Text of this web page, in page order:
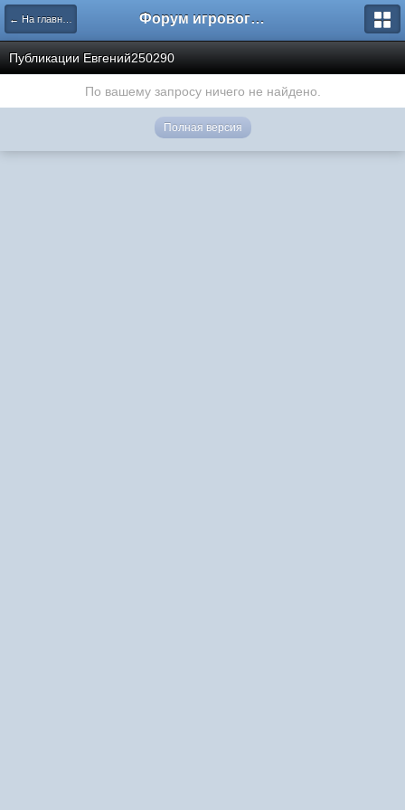
← На главную Форум игрового проекта Riverrise
Публикации Евгений250290
По вашему запросу ничего не найдено.
Полная версия